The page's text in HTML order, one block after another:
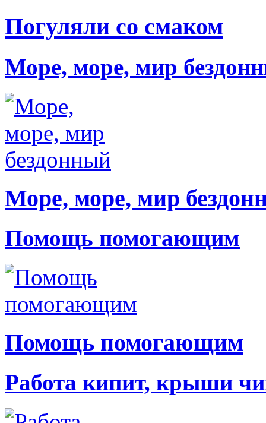
Погуляли со смаком
Море, море, мир
Море, море, мир
Помощь помогающим
Помощь помогающим
Работа кипит, крыши